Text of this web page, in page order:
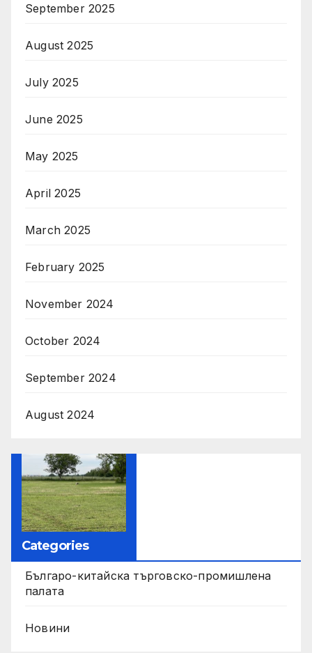
September 2025
August 2025
July 2025
June 2025
May 2025
April 2025
March 2025
February 2025
November 2024
October 2024
September 2024
August 2024
Categories
Българо-китайска търговско-промишлена
палата
Новини